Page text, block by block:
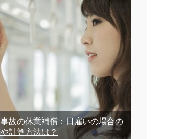
故の休業補償：日雇いの場合の
計算方法は？